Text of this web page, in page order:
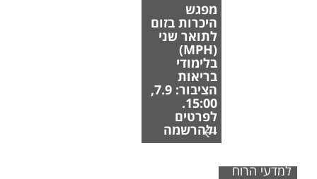
מפגש
היכרות בזום
לתואר שני
(MPH)
בלימודי
בריאות
הציבור: 7.9,
15:00.
לפרטים
ולהרשמה
למדעי הרוח